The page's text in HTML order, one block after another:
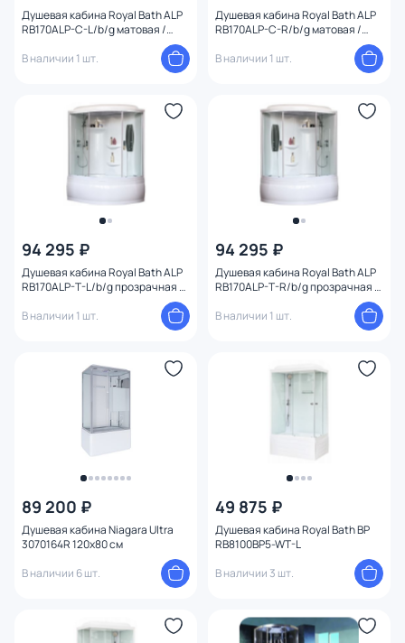
Душевая кабина Royal Bath ALP
RB170ALP-C-L/b/g матовая /
В наличии 1 шт.
Душевая кабина Royal Bath ALP
RB170ALP-C-R/b/g матовая /
В наличии 1 шт.
94 295 ₽
Душевая кабина Royal Bath ALP
RB170ALP-T-L/b/g прозрачная /
В наличии 1 шт.
94 295 ₽
Душевая кабина Royal Bath ALP
RB170ALP-T-R/b/g прозрачная /
В наличии 1 шт.
89 200 ₽
Душевая кабина Niagara Ultra
3070164R 120x80 см
В наличии 6 шт.
49 875 ₽
Душевая кабина Royal Bath BP
RB8100BP5-WT-L
В наличии 3 шт.
Цвет профиля
Высота (см)
Конструкция
Ориентация